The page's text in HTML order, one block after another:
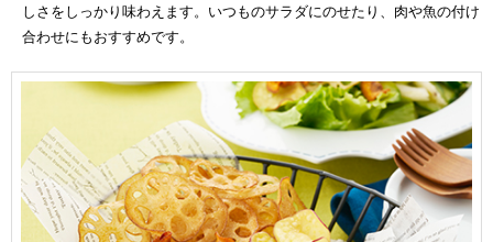
しさをしっかり味わえます。いつものサラダにのせたり、肉や魚の付け
合わせにもおすすめです。